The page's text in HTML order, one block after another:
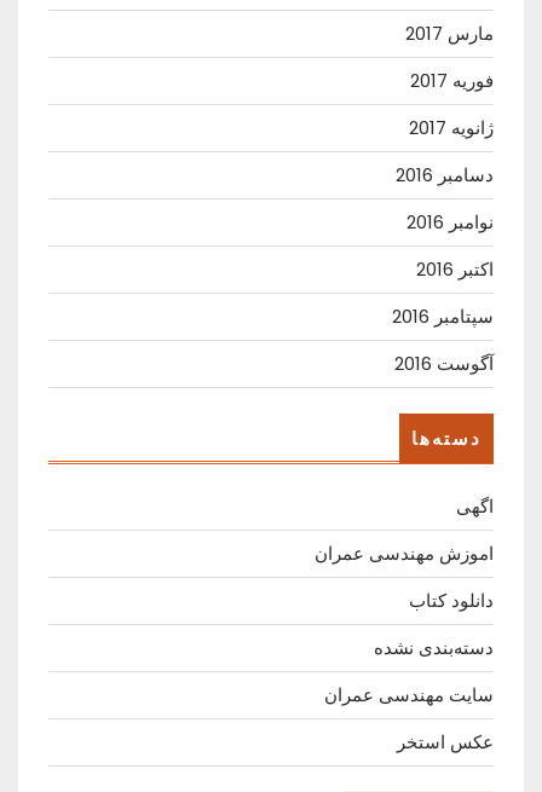
مارس 2017
فوریه 2017
ژانویه 2017
دسامبر 2016
نوامبر 2016
اکتبر 2016
سپتامبر 2016
آگوست 2016
دسته‌ها
اگهی
اموزش مهندسی عمران
دانلود کتاب
دسته‌بندی نشده
سایت مهندسی عمران
عکس استخر